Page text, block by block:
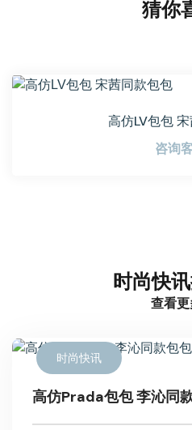
猜你
高仿LV包包
咨询
时尚快
查看
时尚快讯
高仿Prada包包 李沁同